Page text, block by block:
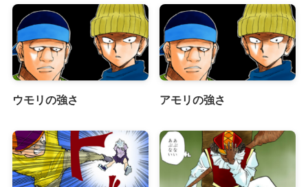
ウモリの強さ アモリの強さ